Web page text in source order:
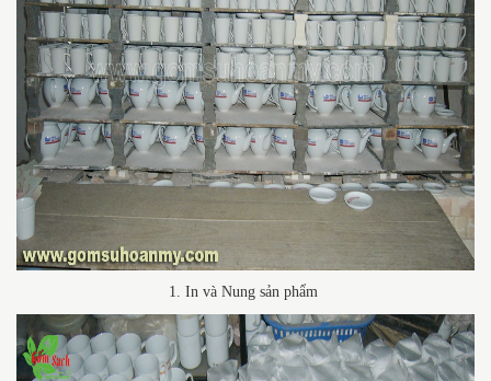
1. In và Nung sản phẩm